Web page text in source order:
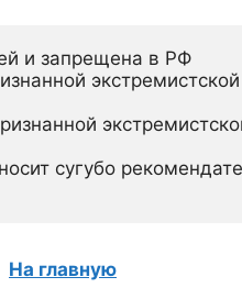
и запрещена в РФ
сугубо
На главную